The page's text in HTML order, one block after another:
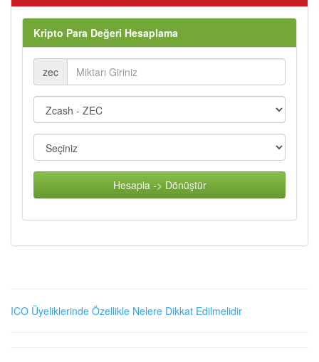
Kripto Para Değeri Hesaplama
zec
Hesapla -> Dönüştür
ICO Üyeliklerinde Özellikle Nelere Dikkat Edilmelidir